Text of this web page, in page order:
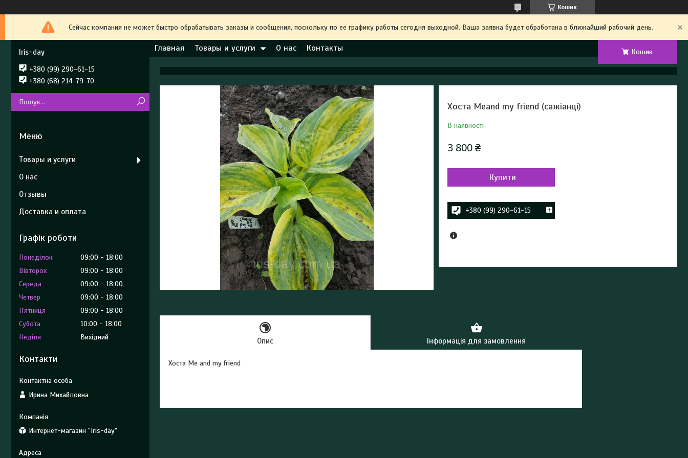
Кошик
Сейчас компания не может быстро обрабатывать заказы и сообщения, поскольку по ее графику работы сегодня выходной. Ваша заявка будет обработана в ближайший рабочий день.
Главная Товары и услуги О нас Контакты Кошик
Хоста Meand my friend (сажіанці)
В наявності
3 800 ₴
Купити
+380 (99) 290-61-15
Опис Інформація для замовлення
Хоста Me and my friend
Iris-day
+380 (99) 290-61-15
+380 (68) 214-79-70
Товары и услуги
О нас
Отзывы
Доставка и оплата
Графік роботи
Понеділок 09:00
18:00
Вівторок
09:00
18:00
Середа
09:00
18:00
Четвер
09:00
18:00
Пʼятниця
09:00
18:00
Субота
10:00
18:00
Неділя
Вихідний
Контакти
Ирина Михайловна
Интернет-магазин "Iris-day"